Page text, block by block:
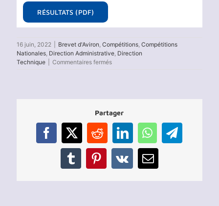
RÉSULTATS (PDF)
16 juin, 2022 Brevet d'Aviron, Compétitions, Compétitions
Nationales, Direction Administrative, Direction
Technique
Commentaires ferméssur
Argent
d’Aviron
2022
Partager
Facebook
X RedditLinkedInWhatsAppTelegram
TumblrPinterest
Vk Email